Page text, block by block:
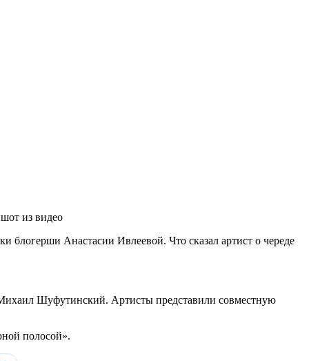
из видео
блогерши Анастасии Ивлеевой. Что сказал артист о череде
Шуфутинский. Артисты представили совместную
полосой».